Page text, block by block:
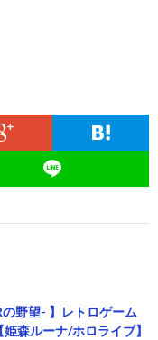
の野望- 】レトロゲーム
森ルーナ/ホロライブ】